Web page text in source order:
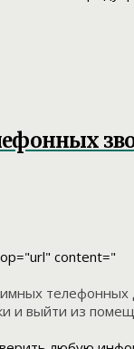
content="
и выйти из